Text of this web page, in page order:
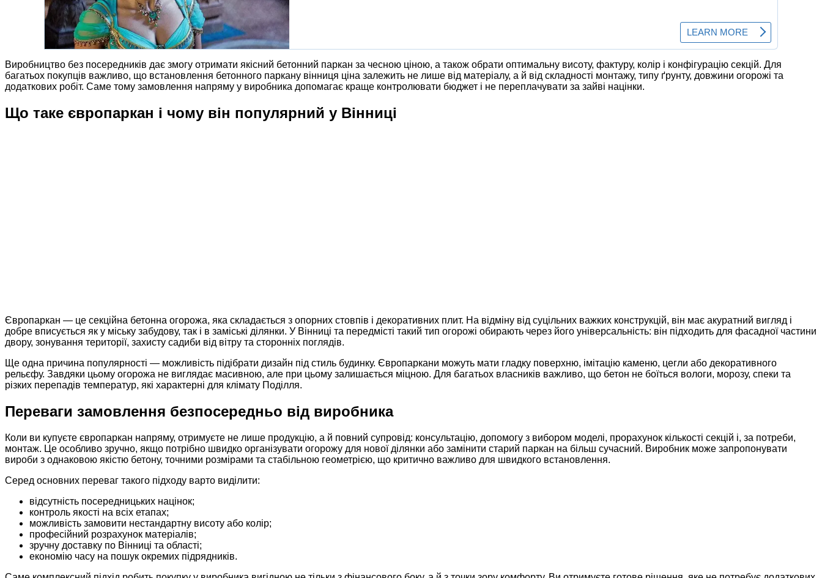
Виробництво без посередників дає змогу отримати якісний бетонний паркан за чесною ціною, а також обрати оптимальну висоту, фактуру, колір і конфігурацію секцій. Для
багатьох покупців важливо, що встановлення бетонного паркану вінниця ціна залежить не лише від матеріалу, а й від складності монтажу, типу ґрунту, довжини огорожі та
додаткових робіт. Саме тому замовлення напряму у виробника допомагає краще контролювати бюджет і не переплачувати за зайві націнки.
Що таке європаркан і чому він популярний у Вінниці
Європаркан — це секційна бетонна огорожа, яка складається з опорних стовпів і декоративних плит. На відміну від суцільних важких конструкцій, він має акуратний вигляд і
добре вписується як у міську забудову, так і в заміські ділянки. У Вінниці та передмісті такий тип огорожі обирають через його універсальність: він підходить для фасадної частини
двору, зонування території, захисту садиби від вітру та сторонніх поглядів.
Ще одна причина популярності — можливість підібрати дизайн під стиль будинку. Європаркани можуть мати гладку поверхню, імітацію каменю, цегли або декоративного
рельєфу. Завдяки цьому огорожа не виглядає масивною, але при цьому залишається міцною. Для багатьох власників важливо, що бетон не боїться вологи, морозу, спеки та
різких перепадів температур, які характерні для клімату Поділля.
Переваги замовлення безпосередньо від виробника
Коли ви купуєте європаркан напряму, отримуєте не лише продукцію, а й повний супровід: консультацію, допомогу з вибором моделі, прорахунок кількості секцій і, за потреби,
монтаж. Це особливо зручно, якщо потрібно швидко організувати огорожу для нової ділянки або замінити старий паркан на більш сучасний. Виробник може запропонувати
вироби з однаковою якістю бетону, точними розмірами та стабільною геометрією, що критично важливо для швидкого встановлення.
Серед основних переваг такого підходу варто виділити:
відсутність посередницьких націнок;
контроль якості на всіх етапах;
можливість замовити нестандартну висоту або колір;
професійний розрахунок матеріалів;
зручну доставку по Вінниці та області;
економію часу на пошук окремих підрядників.